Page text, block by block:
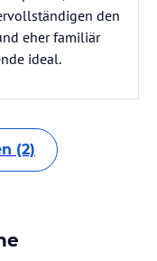
den
eher familiär
ideal.
(2)